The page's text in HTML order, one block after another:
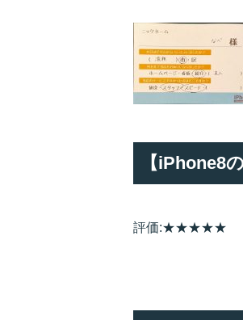
【iPhone8
評価:★★★★★